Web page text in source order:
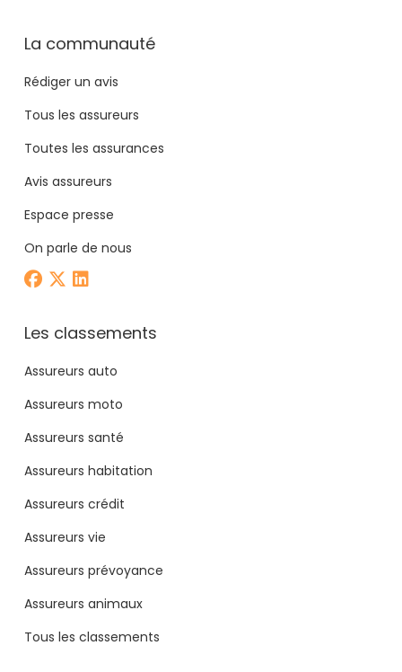
La communauté
Rédiger un avis
Tous les assureurs
Toutes les assurances
Avis assureurs
Espace presse
On parle de nous
Les classements
Assureurs auto
Assureurs moto
Assureurs santé
Assureurs habitation
Assureurs crédit
Assureurs vie
Assureurs prévoyance
Assureurs animaux
Tous les classements